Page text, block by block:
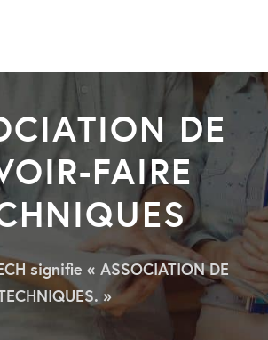
DE
FAIRE
signifie « ASSOCIATION DE
»